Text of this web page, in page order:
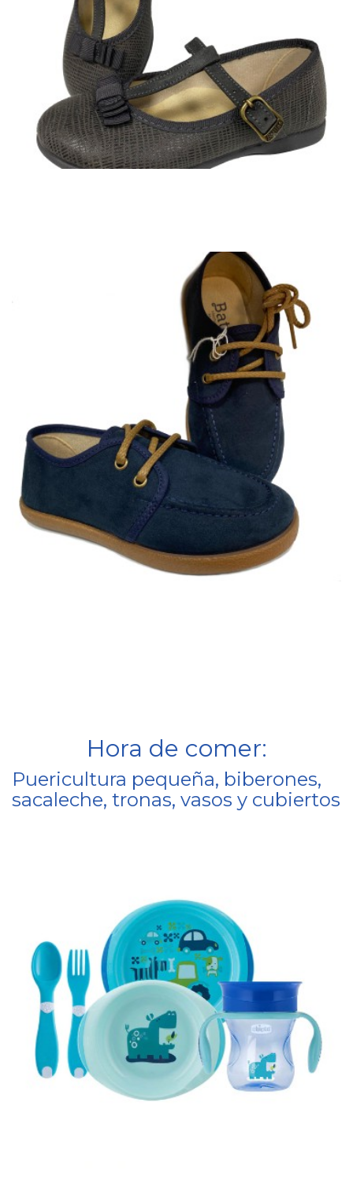
Hora de comer:
Puericultura pequeña, biberones,
sacaleche, tronas, vasos y cubiertos